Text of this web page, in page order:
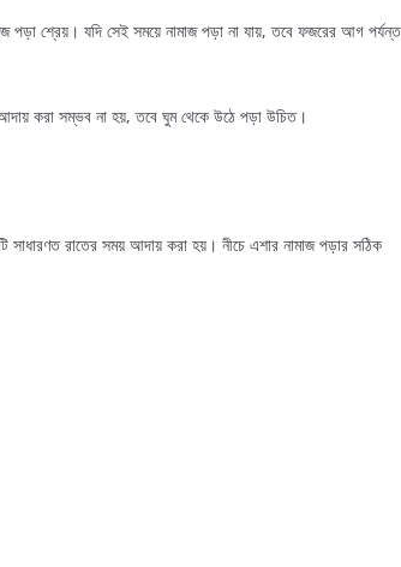
পড়া শ্রেয়। যদি সেই সময়ে নামাজ পড়া না যায়, তবে ফজরের আগ পর্যন্ত
করা সম্ভব না হয়, তবে ঘুম থেকে উঠে পড়া উচিত।
সাধারণত রাতের সময় আদায় করা হয়। নীচে এশার নামাজ পড়ার সঠিক